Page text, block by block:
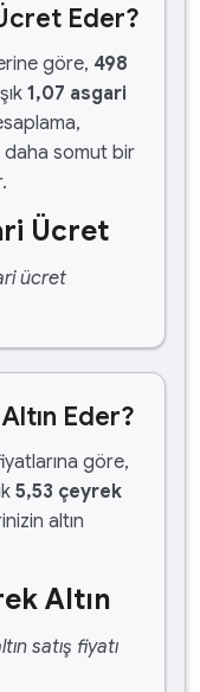
Eder?
göre, 498
1,07 asgari
daha somut bir
Ücret
ücret
Eder?
göre,
5,53 çeyrek
altın
Altın
satış fiyatı